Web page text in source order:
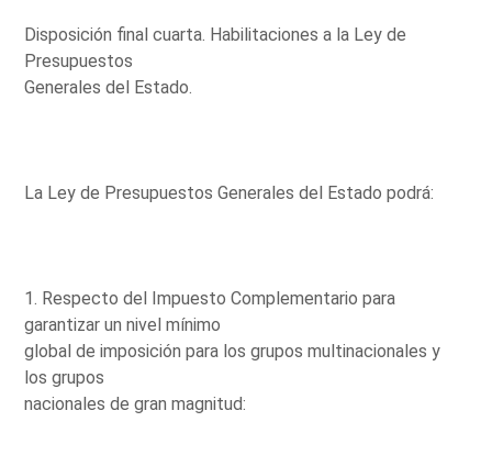
Disposición final cuarta. Habilitaciones a la Ley de
Presupuestos
Generales del Estado.
La Ley de Presupuestos Generales del Estado podrá:
1. Respecto del Impuesto Complementario para
garantizar un nivel mínimo
global de imposición para los grupos multinacionales y
los grupos
nacionales de gran magnitud: